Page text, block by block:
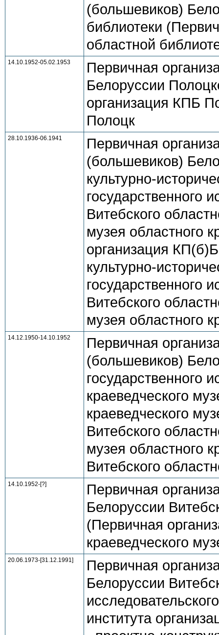
(большевиков)
библиотеки
областной
14.10.1952-05.02.1953
Первичная
Белоруссии
организация КПБ
Полоцк
28.10.1936-06.1941
Первичная
(большевиков)
культурно-
государственного
Витебского
музея областного
организация КП(б)Б
культурно-
государственного
Витебского
музея областного
14.12.1950-14.10.1952
Первичная
(большевиков)
государственного
краеведческого
краеведческого
Витебского
музея областного
Витебского
14.10.1952-[?]
Первичная
Белоруссии
(Первичная
краеведческого
20.06.1973-[31.12.1991]
Первичная
Белоруссии
института